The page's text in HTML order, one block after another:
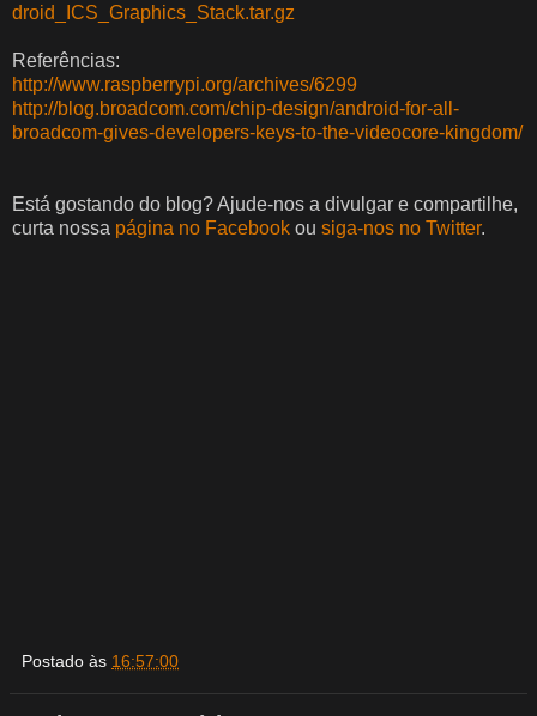
droid_ICS_Graphics_Stack.tar.gz
Referências:
http://www.raspberrypi.org/archives/6299
http://blog.broadcom.com/chip-design/android-for-all-
broadcom-gives-developers-keys-to-the-videocore-kingdom/
Está gostando do blog? Ajude-nos a divulgar e compartilhe,
curta nossa página no Facebook ou siga-nos no Twitter.
Postado às 16:57:00